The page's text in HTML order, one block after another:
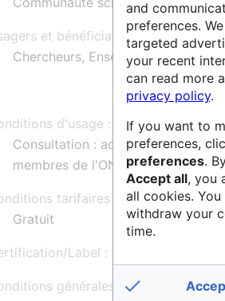
et bénéficiaires :
Chercheurs, Enseignants-
d'usage :
Consultation : accès libre ou
membres de l'ONF
tarifaires :
Gratuit
Label :
générales d'utilisation :
and
preferences.
targeted
your recent
can read more
privacy policy.
If you want to
preferences,
preferences.
Accept all, you
all cookies.
withdraw your
time.